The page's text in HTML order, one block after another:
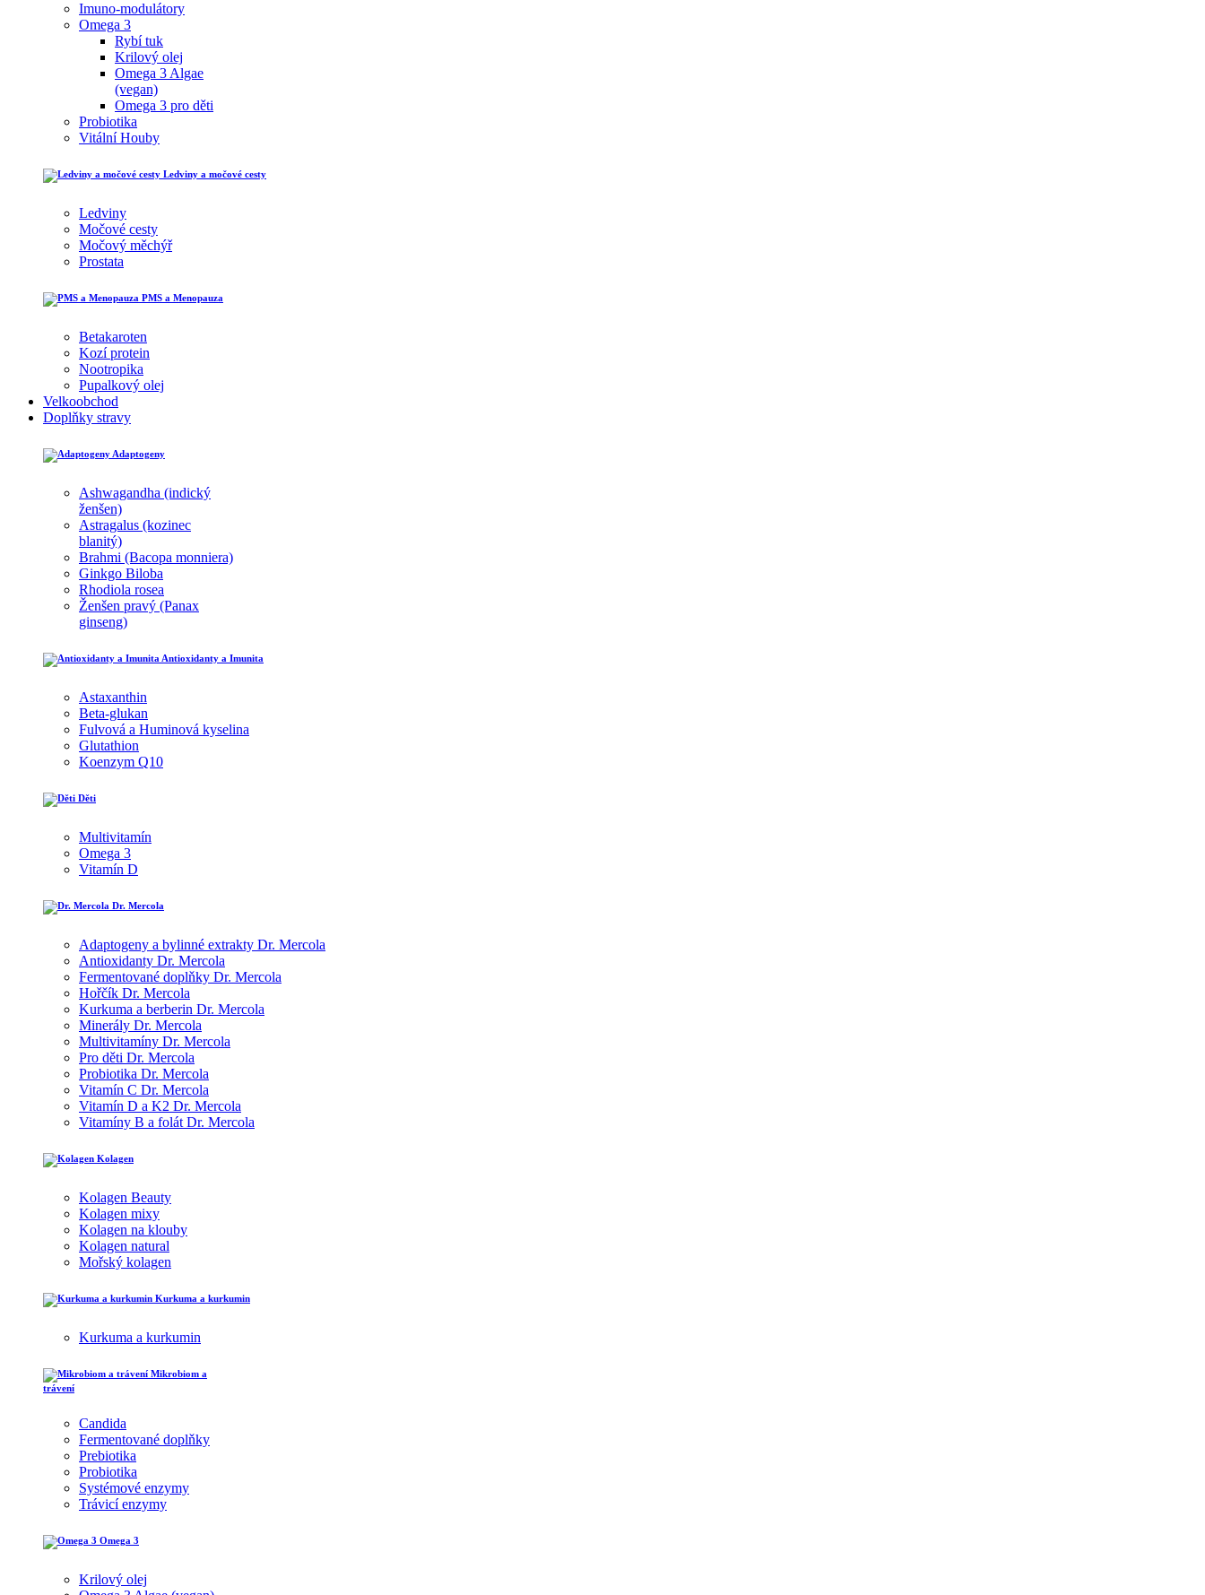
Imuno-modulátory
Omega 3
Rybí tuk
Krilový olej
Omega 3 Algae
(vegan)
Omega 3 pro děti
Probiotika
Vitální Houby
Ledviny a močové cesty
Ledviny
Močové cesty
Močový měchýř
Prostata
PMS a Menopauza
Betakaroten
Kozí protein
Nootropika
Pupalkový olej
Velkoobchod
Doplňky stravy
Adaptogeny
Ashwagandha (indický
ženšen)
Astragalus (kozinec
blanitý)
Brahmi (Bacopa monniera)
Ginkgo Biloba
Rhodiola rosea
Ženšen pravý (Panax
ginseng)
Antioxidanty a Imunita
Astaxanthin
Beta-glukan
Fulvová a Huminová kyselina
Glutathion
Koenzym Q10
Děti
Multivitamín
Omega 3
Vitamín D
Dr. Mercola
Adaptogeny a bylinné extrakty Dr. Mercola
Antioxidanty Dr. Mercola
Fermentované doplňky Dr. Mercola
Hořčík Dr. Mercola
Kurkuma a berberin Dr. Mercola
Minerály Dr. Mercola
Multivitamíny Dr. Mercola
Pro děti Dr. Mercola
Probiotika Dr. Mercola
Vitamín C Dr. Mercola
Vitamín D a K2 Dr. Mercola
Vitamíny B a folát Dr. Mercola
Kolagen
Kolagen Beauty
Kolagen mixy
Kolagen na klouby
Kolagen natural
Mořský kolagen
Kurkuma a kurkumin
Kurkuma a kurkumin
Mikrobiom a
trávení
Candida
Fermentované doplňky
Prebiotika
Probiotika
Systémové enzymy
Trávicí enzymy
Omega 3
Krilový olej